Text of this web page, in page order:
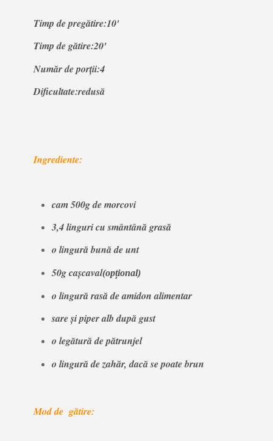
Timp de pregătire:10'
Timp de gătire:20'
Număr de porții:4
Dificultate:redusă
Ingrediente:
cam 500g de morcovi
3,4 linguri cu smântână grasă
o lingură bună de unt
50g cașcaval(opțional)
o lingură rasă de amidon alimentar
sare și piper alb după gust
o legătură de pătrunjel
o lingură de zahăr, dacă se poate brun
Mod de gătire: